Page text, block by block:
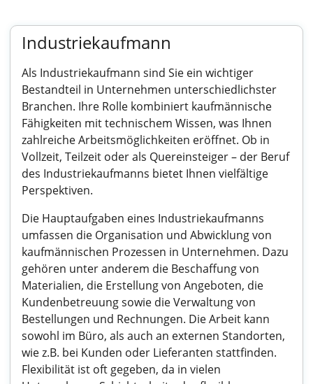
Industriekaufmann
Als Industriekaufmann sind Sie ein wichtiger
Bestandteil in Unternehmen unterschiedlichster
Branchen. Ihre Rolle kombiniert kaufmännische
Fähigkeiten mit technischem Wissen, was Ihnen
zahlreiche Arbeitsmöglichkeiten eröffnet. Ob in
Vollzeit, Teilzeit oder als Quereinsteiger – der Beruf
des Industriekaufmanns bietet Ihnen vielfältige
Perspektiven.
Die Hauptaufgaben eines Industriekaufmanns
umfassen die Organisation und Abwicklung von
kaufmännischen Prozessen in Unternehmen. Dazu
gehören unter anderem die Beschaffung von
Materialien, die Erstellung von Angeboten, die
Kundenbetreuung sowie die Verwaltung von
Bestellungen und Rechnungen. Die Arbeit kann
sowohl im Büro, als auch an externen Standorten,
wie z.B. bei Kunden oder Lieferanten stattfinden.
Flexibilität ist oft gegeben, da in vielen